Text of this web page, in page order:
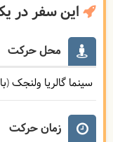
این سفر در
محل حرکت
سینما گالریا ولنجک (با تاکسی 20 دقیقه تا
زمان حرکت